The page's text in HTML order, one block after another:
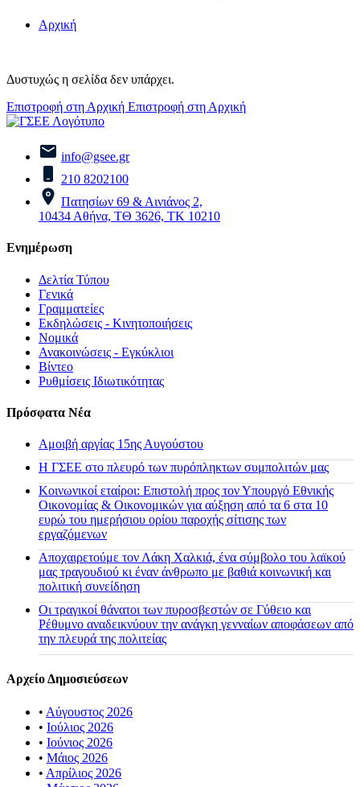
Αρχική
Δυστυχώς η σελίδα δεν υπάρχει.
Επιστροφή στη Αρχική Επιστροφή στη Αρχική
info@gsee.gr
210 8202100
Πατησίων 69 & Αινιάνος 2,
10434 Αθήνα, ΤΘ 3626, ΤΚ 10210
Ενημέρωση
Δελτία Τύπου
Γενικά
Γραμματείες
Εκδηλώσεις - Κινητοποιήσεις
Νομικά
Ανακοινώσεις - Εγκύκλιοι
Βίντεο
Ρυθμίσεις Ιδιωτικότητας
Πρόσφατα Νέα
Αμοιβή αργίας 15ης Αυγούστου
H ΓΣΕΕ στο πλευρό των πυρόπληκτων συμπολιτών μας
Κοινωνικοί εταίροι: Επιστολή προς τον Υπουργό Εθνικής
Οικονομίας & Οικονομικών για αύξηση από τα 6 στα 10
ευρώ του ημερήσιου ορίου παροχής σίτισης των
εργαζόμενων
Αποχαιρετούμε τον Λάκη Χαλκιά, ένα σύμβολο του λαϊκού
μας τραγουδιού κι έναν άνθρωπο με βαθιά κοινωνική και
πολιτική συνείδηση
Οι τραγικοί θάνατοι των πυροσβεστών σε Γύθειο και
Ρέθυμνο αναδεικνύουν την ανάγκη γενναίων αποφάσεων από
την πλευρά της πολιτείας
Αρχείο Δημοσιεύσεων
• Αύγουστος 2026
• Ιούλιος 2026
• Ιούνιος 2026
• Μάιος 2026
• Απρίλιος 2026